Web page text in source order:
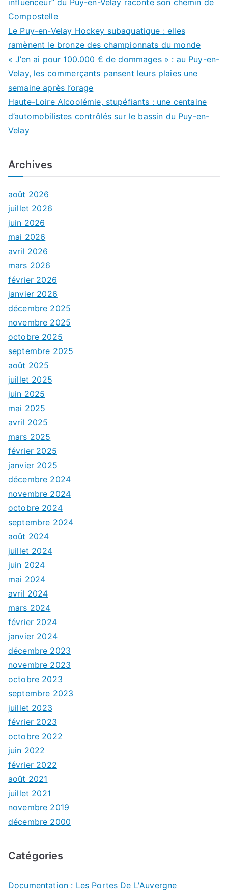
Compostelle
Le Puy-en-Velay Hockey subaquatique : elles
ramènent le bronze des championnats du monde
« J’en ai pour 100.000 € de dommages » : au Puy-en-
Velay, les commerçants pansent leurs plaies une
semaine après l’orage
Haute-Loire Alcoolémie, stupéfiants : une centaine
d’automobilistes contrôlés sur le bassin du Puy-en-
Velay
Archives
août 2026
juillet 2026
juin 2026
mai 2026
avril 2026
mars 2026
février 2026
janvier 2026
décembre 2025
novembre 2025
octobre 2025
septembre 2025
août 2025
juillet 2025
juin 2025
mai 2025
avril 2025
mars 2025
février 2025
janvier 2025
décembre 2024
novembre 2024
octobre 2024
septembre 2024
août 2024
juillet 2024
juin 2024
mai 2024
avril 2024
mars 2024
février 2024
janvier 2024
décembre 2023
novembre 2023
octobre 2023
septembre 2023
juillet 2023
février 2023
octobre 2022
juin 2022
février 2022
août 2021
juillet 2021
novembre 2019
décembre 2000
Catégories
Documentation : Les Portes De L'Auvergne